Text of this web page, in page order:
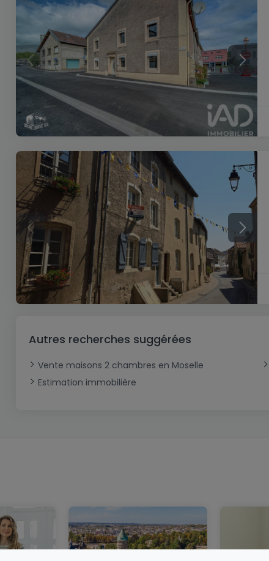
Autres recherches suggérées
Vente maisons 2 chambres en Moselle
Estimation immobilière